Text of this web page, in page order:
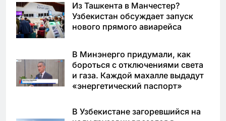
Из Ташкента в Манчестер?
Узбекистан обсуждает запуск
нового прямого авиарейса
В Минэнерго придумали, как
бороться с отключениями света
и газа. Каждой махалле выдадут
«энергетический паспорт»
В Узбекистане загоревшийся на